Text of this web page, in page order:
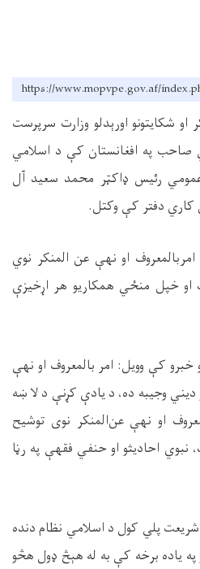
https://www.mopvpe.gov.af/
او شکایتونو اورېدلو وزارت سرپرست
صاحب په افغانستان کې د اسلامي
عمومي رئیس ډاکټر محمد سعيد آل
کاري دفتر کې وکتل.
او نهې عن المنکر نوي
خپل منځي همکاریو هر اړخیزې
کې وویل: امر بالمعروف او نهې
وجيبه ده، د یادې کړنې د لا ښه
او نهې عن‌المنکر نوی توشیح
احاديثو او حنفي فقهې په رڼا
پلي کول د اسلامي نظام دنده
په یاده برخه کې به له هېڅ ډول هڅو